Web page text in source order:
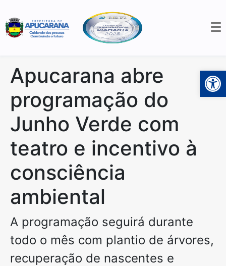
Apucarana abre
programação do
Junho Verde com
teatro e incentivo à
consciência
ambiental
A programação seguirá durante
todo o mês com plantio de árvores,
recuperação de nascentes e